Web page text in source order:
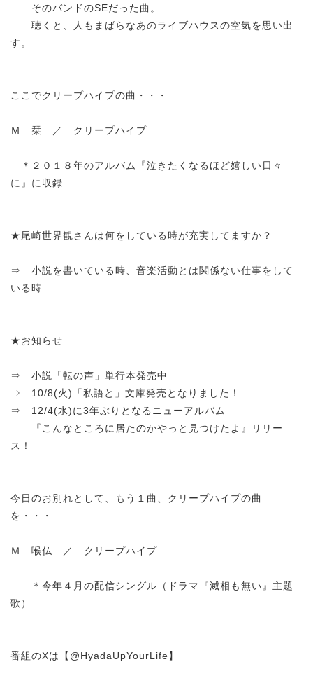
そのバンドのSEだった曲。
聴くと、人もまばらなあのライブハウスの空気を思い出
す。
ここでクリープハイプの曲・・・
Ｍ 栞 ／ クリープハイプ
＊２０１８年のアルバム『泣きたくなるほど嬉しい日々
に』に収録
★尾崎世界観さんは何をしている時が充実してますか？
⇒ 小説を書いている時、音楽活動とは関係ない仕事をして
いる時
★お知らせ
⇒ 小説「転の声」単行本発売中
⇒ 10/8(火)「私語と」文庫発売となりました！
⇒ 12/4(水)に3年ぶりとなるニューアルバム
『こんなところに居たのかやっと見つけたよ』リリー
ス！
今日のお別れとして、もう１曲、クリープハイプの曲
を・・・
Ｍ 喉仏 ／ クリープハイプ
＊今年４月の配信シングル（ドラマ『滅相も無い』主題
歌）
番組のXは【@HyadaUpYourLife】